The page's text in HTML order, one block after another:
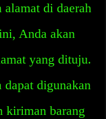
alamat di daerah
Anda akan
yang dituju.
digunakan
kiriman barang